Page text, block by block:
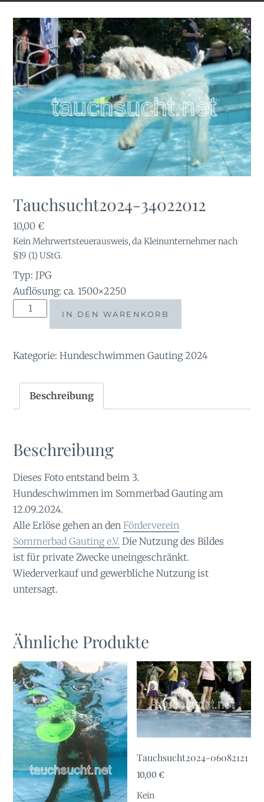
Tauchsucht2024-34022012
10,00€
Kein Mehrwertsteuerausweis, da Kleinunternehmer nach
§19 (1) UStG.
Typ: JPG
Auflösung: ca. 1500×2250
Tauchsucht2024-
IN DEN WARENKORB
Kategorie:Hundeschwimmen Gauting 2024
Beschreibung
Beschreibung
Dieses Foto entstand beim 3.
Hundeschwimmen im Sommerbad Gauting am
12.09.2024.
Alle Erlöse gehen an denFörderverein
Sommerbad Gauting e.V. Die Nutzung des Bildes
ist für private Zwecke uneingeschränkt.
Wiederverkauf und gewerbliche Nutzung ist
untersagt.
Ähnliche Produkte
Tauchsucht2024-06082121
10,00€
Kein